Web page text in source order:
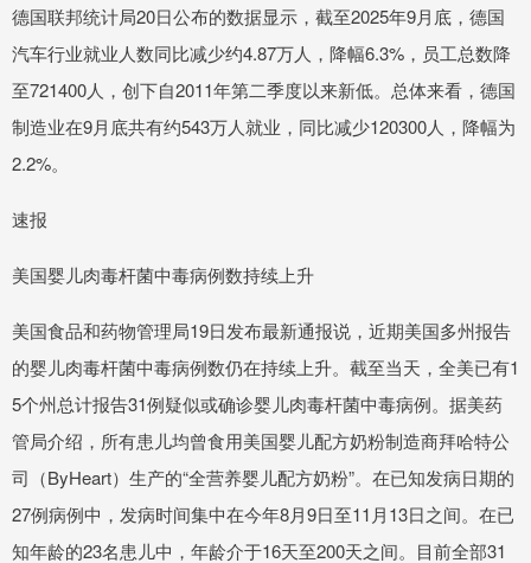
德国联邦统计局20日公布的数据显示，截至2025年9月底，德国
汽车行业就业人数同比减少约4.87万人，降幅6.3%，员工总数降
至721400人，创下自2011年第二季度以来新低。总体来看，德国
制造业在9月底共有约543万人就业，同比减少120300人，降幅为
2.2%。
速报
美国婴儿肉毒杆菌中毒病例数持续上升
美国食品和药物管理局19日发布最新通报说，近期美国多州报告
的婴儿肉毒杆菌中毒病例数仍在持续上升。截至当天，全美已有1
5个州总计报告31例疑似或确诊婴儿肉毒杆菌中毒病例。据美药
管局介绍，所有患儿均曾食用美国婴儿配方奶粉制造商拜哈特公
司（ByHeart）生产的“全营养婴儿配方奶粉”。在已知发病日期的
27例病例中，发病时间集中在今年8月9日至11月13日之间。在已
知年龄的23名患儿中，年龄介于16天至200天之间。目前全部31